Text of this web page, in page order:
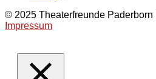
© 2025 Theaterfreunde Paderborn |
Impressum